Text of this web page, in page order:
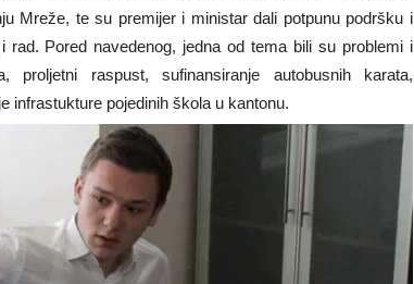
Mreže, te su premijer i ministar dali potpunu podršku i
Pored navedenog, jedna od tema bili su problemi i
raspust, sufinansiranje autobusnih karata,
infrastukture pojedinih škola u kantonu.